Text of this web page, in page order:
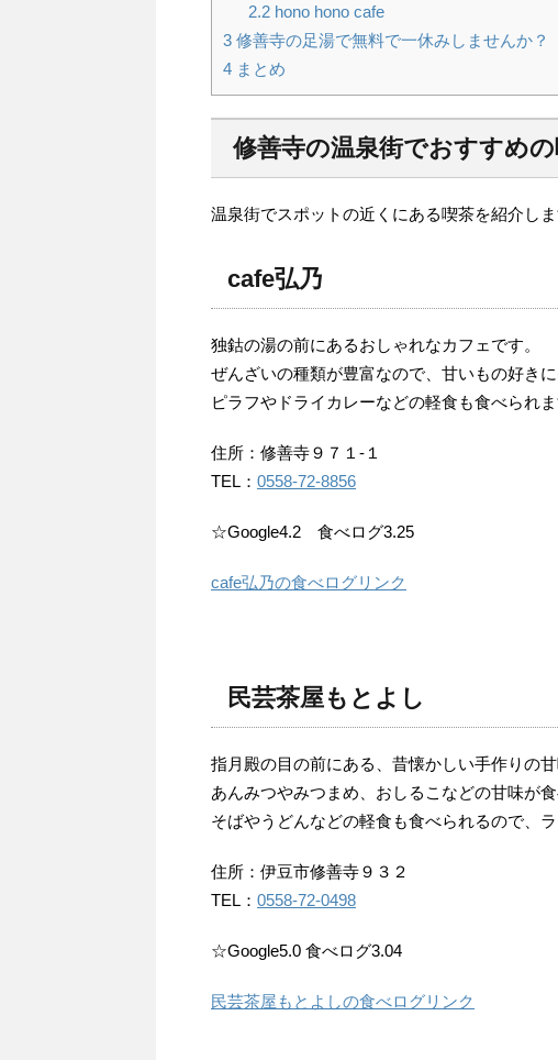
2.2hono hono cafe
3 修善寺の足湯で無料で一休みしませんか？
4 まとめ
修善寺の温泉街でおすすめの
温泉街でスポットの近くにある喫茶を紹介しま
cafe弘乃
独鈷の湯の前にあるおしゃれなカフェです。
ぜんざいの種類が豊富なので、甘いもの好きに
ピラフやドライカレーなどの軽食も食べられま
住所：修善寺９７１-１
TEL： 0558-72-8856
☆Google4.2 食べログ3.25
cafe弘乃の食べログリンク
民芸茶屋もとよし
指月殿の目の前にある、昔懐かしい手作りの甘
あんみつやみつまめ、おしるこなどの甘味が食
そばやうどんなどの軽食も食べられるので、
住所：伊豆市修善寺９３２
TEL： 0558-72-0498
☆Google5.0 食べログ3.04
民芸茶屋もとよしの食べログリンク